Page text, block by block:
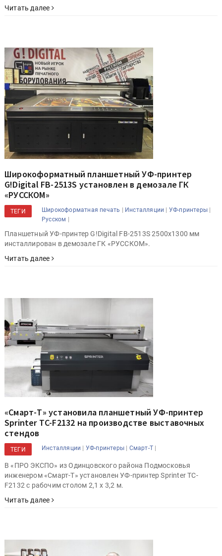
Читать далее
Широкоформатный планшетный УФ-принтер
G!Digital FB-2513S установлен в демозале ГК
«РУССКОМ»
ТЕГИ Широкоформатная печать | Инсталляции | УФ-принтеры |
Русском |
Планшетный УФ-принтер G!Digital FB-2513S 2500х1300 мм
инсталлирован в демозале ГК «РУССКОМ».
Читать далее
«Смарт-Т» установила планшетный УФ-принтер
Sprinter TC-F2132 на производстве выставочных
стендов
ТЕГИ Инсталляции | УФ-принтеры | Смарт-Т |
В «ПРО ЭКСПО» из Одинцовского района Подмосковья
инженером «Смарт-Т» установлен УФ-принтер Sprinter TC-
F2132 с рабочим столом 2,1 х 3,2 м.
Читать далее